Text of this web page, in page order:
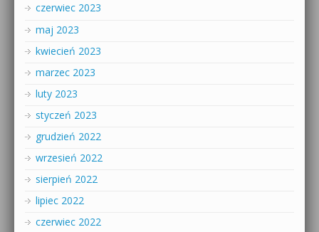
czerwiec 2023
maj 2023
kwiecień 2023
marzec 2023
luty 2023
styczeń 2023
grudzień 2022
wrzesień 2022
sierpień 2022
lipiec 2022
czerwiec 2022